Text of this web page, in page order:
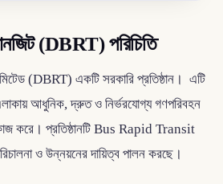
(DBRT) পরিচিতি
(DBRT) একটি সরকারি প্রতিষ্ঠান। এটি
আধুনিক, দ্রুত ও নির্ভরযোগ্য গণপরিবহন
করে। প্রতিষ্ঠানটি Bus Rapid Transit
ও উন্নয়নের দায়িত্ব পালন করছে।